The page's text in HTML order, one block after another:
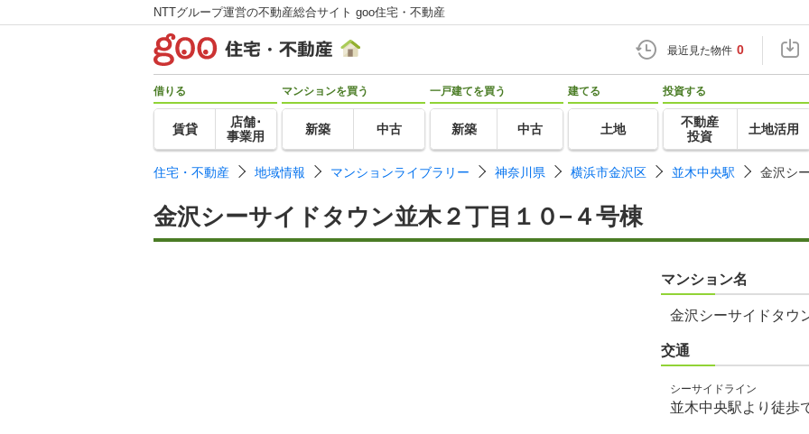
NTTグループ運営の不動産総合サイト goo住宅・不動産
最近見た物件 0
借りる
賃貸
店舗･
事業用
マンションを買う
新築 中古
一戸建てを買う
新築 中古
建てる
土地
投資する
不動産
投資
土地活用
住宅・不動産 地域情報 マンションライブラリー 神奈川県 横浜市金沢区 並木中央駅 金沢シ
金沢シーサイドタウン並木２丁目１０−４号棟
マンション名
金沢シーサイドタウ
交通
シーサイドライン
並木中央駅より徒歩